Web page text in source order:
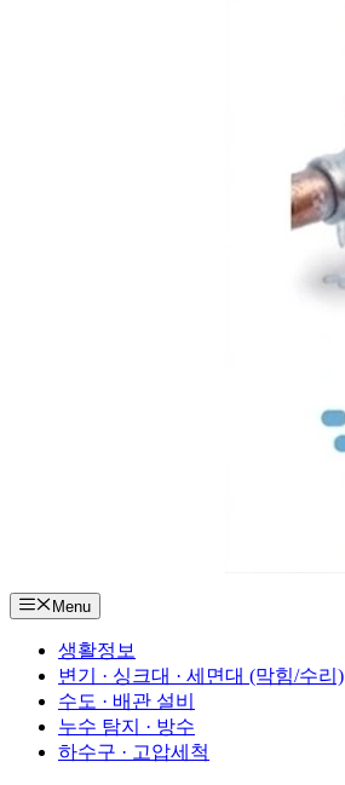
Menu
생활정보
변기 · 싱크대 · 세면대 (막힘/수리)
수도 · 배관 설비
누수 탐지 · 방수
하수구 · 고압세척